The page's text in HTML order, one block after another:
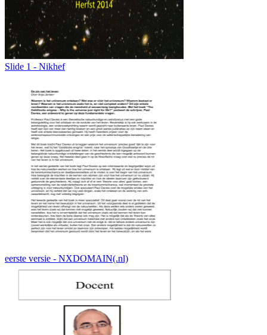
Slide 1 - Nikhef
eerste versie - NXDOMAIN(.nl)